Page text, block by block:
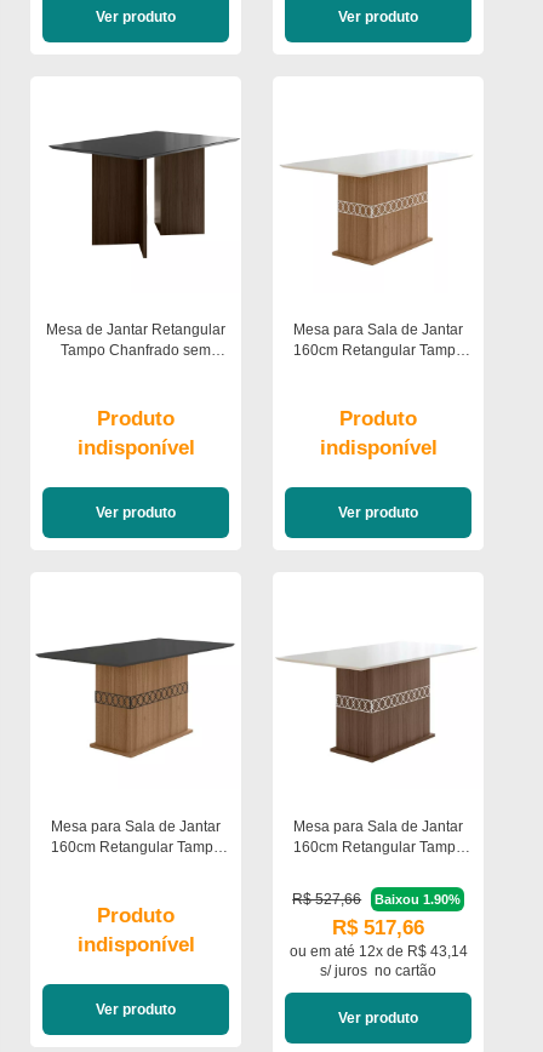
Ver produto Ver produto
Mesa de Jantar Retangular
Tampo Chanfrado sem
Produto
indisponível
Ver produto
Mesa para Sala de Jantar
160cm Retangular Tampo
Produto
indisponível
Ver produto
Mesa para Sala de Jantar
160cm Retangular Tampo
Produto
indisponível
Ver produto
Mesa para Sala de Jantar
160cm Retangular Tampo
R$ 527,66
Baixou 1.90%
R$ 517,66
ou ematé 12x de R$ 43,14
s/ juros no cartão
Ver produto